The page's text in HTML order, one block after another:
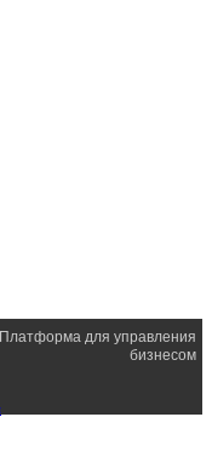
Платформа для управления
бизнесом